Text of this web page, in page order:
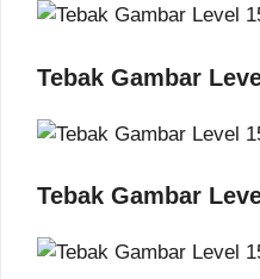
Tebak Gambar
Tebak Gambar